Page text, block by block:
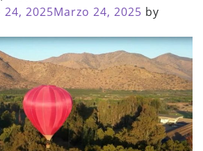
24, 2025Marzo 24, 2025 by